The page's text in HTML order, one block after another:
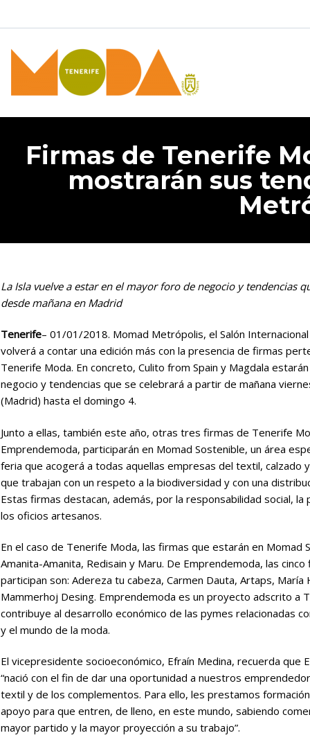
Firmas de Tenerife
mostrarán sus
La Islavuelve a estar en el mayor foro de negocio y tendencias
desde mañana en Madrid
Tenerife– 01/01/2018. Momad Metrópolis, el Salón
volverá a contar una edición más con la presencia de firmas
Tenerife Moda. En concreto, Culito from Spain y Magdala
negocio y tendencias que se celebrará a partir de mañana
(Madrid) hasta el domingo 4.
Junto a ellas, también este año, otras tres firmas de Tenerife
Emprendemoda, participarán en Momad Sostenible, un área
feria que acogerá a todas aquellas empresas del textil, calzado
que trabajan con un respeto a la biodiversidad y con una
Estas firmas destacan, además, por la responsabilidad social, la
los oficios artesanos.
En el caso de Tenerife Moda, las firmas que estarán en Momad
Amanita-Amanita, Redisain y Maru. De Emprendemoda, las cinco
participan son: Adereza tu cabeza, Carmen Dauta, Artaps, María
Mammerhoj Desing. Emprendemoda es un proyecto adscrito a
contribuye al desarrollo económico de las pymes relacionadas
y el mundo de la moda.
El vicepresidente socioeconómico, Efraín Medina, recuerda que
“nació con el fin de dar una oportunidad a nuestros
textil y de los complementos. Para ello, les prestamos
apoyo para que entren, de lleno, en este mundo, sabiendo
mayor partido y la mayor proyección a su trabajo”.